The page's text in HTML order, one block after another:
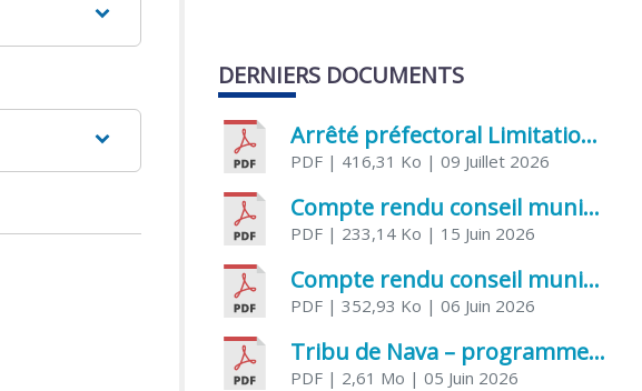
DERNIERS DOCUMENTS
Arrêté préfectoral Limitation provisoire des usages de l’eau
PDF | 416,31 Ko | 09 Juillet 2026
Compte rendu conseil municipal 5 juin 2026 sénatoriale
PDF | 233,14 Ko | 15 Juin 2026
Compte rendu conseil municipal – 21 avril 2026
PDF | 352,93 Ko | 06 Juin 2026
Tribu de Nava – programme et inscriptions été 2026
PDF | 2,61 Mo | 05 Juin 2026